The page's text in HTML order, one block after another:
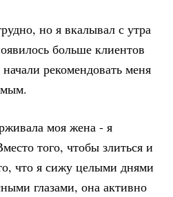
но я вкалывал с утра
больше клиентов
рекомендовать меня
моя жена - я
того, чтобы злиться и
что я сижу целыми днями
глазами, она активно